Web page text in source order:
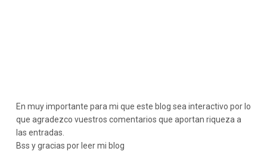
En muy importante para mi que este blog sea interactivo por lo
que agradezco vuestros comentarios que aportan riqueza a
las entradas.
Bss y gracias por leer mi blog